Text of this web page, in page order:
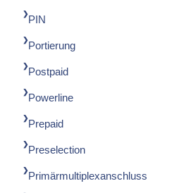
PIN
Portierung
Postpaid
Powerline
Prepaid
Preselection
Primärmultiplexanschluss